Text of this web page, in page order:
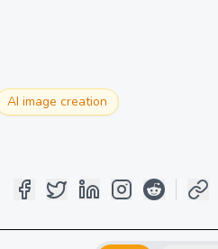
AI image creation